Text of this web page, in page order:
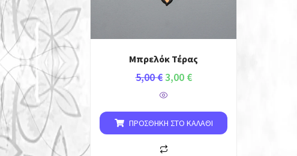
Μπρελόκ Τέρας
5,00€3,00 €
ΠΡΟΣΘΉΚΗ ΣΤΟ ΚΑΛΆΘΙ